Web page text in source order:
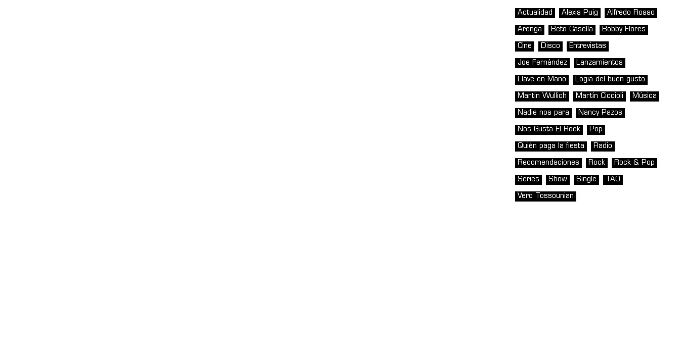
Actualidad Alexis Puig Alfredo Rosso
Arenga Beto Casella Bobby Flores
Cine Disco Entrevistas
Joe Fernández Lanzamientos
Llave en Mano Logia del buen gusto
Martin Wullich Martín Ciccioli Música
Nadie nos para Nancy Pazos
Nos Gusta El Rock Pop
Quién paga la fiesta Radio
Recomendaciones Rock Rock & Pop
Series Show Single TAO
Vero Tossounian